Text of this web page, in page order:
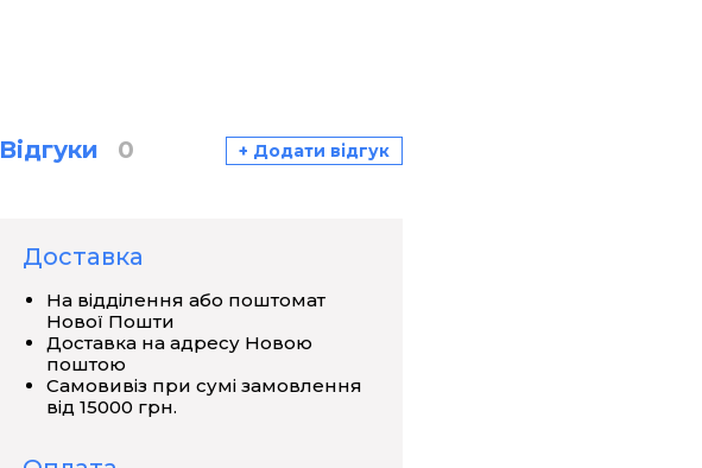
Відгуки 0 + Додати відгук
Доставка
На відділення або поштомат
Нової Пошти
Доставка на адресу Новою
поштою
Самовивіз при сумі замовлення
від 15000 грн.